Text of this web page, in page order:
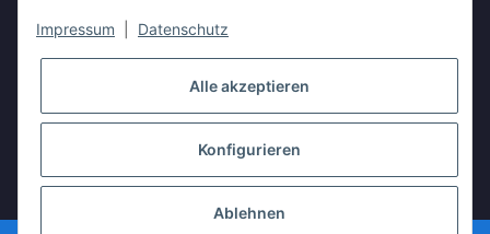
17.604 Bewertungen
von hier, ebay.de,
Stephen
21.07.2026
Was will man mehr ?
* Alle Preise inkl. gesetzlicher USt., zzgl.Versand
Impressum Datenschutz
Alle akzeptieren
Konfigurieren
Ablehnen